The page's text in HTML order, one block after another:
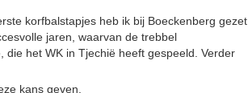
korfbalstapjes heb ik bij Boeckenberg gezet,
jaren, waarvan de trebbel
het WK in Tjechië heeft gespeeld. Verder
kans geven.